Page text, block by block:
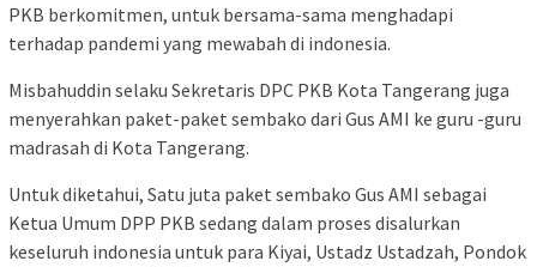
PKB berkomitmen, untuk bersama-sama menghadapi
terhadap pandemi yang mewabah di indonesia.
Misbahuddin selaku Sekretaris DPC PKB Kota Tangerang juga
menyerahkan paket-paket sembako dari Gus AMI ke guru -guru
madrasah di Kota Tangerang.
Untuk diketahui, Satu juta paket sembako Gus AMI sebagai
Ketua Umum DPP PKB sedang dalam proses disalurkan
keseluruh indonesia untuk para Kiyai, Ustadz Ustadzah, Pondok